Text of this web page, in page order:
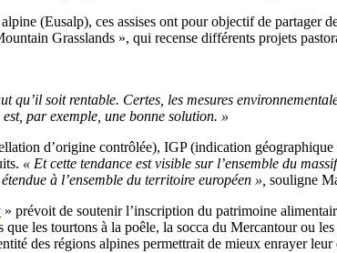
(Eusalp), ces assises ont pour objectif de partager
Grasslands », qui recense différents projets
soit rentable. Certes, les mesures
par exemple, une bonne solution. »
d’origine contrôlée), IGP (indication
« Et cette tendance est visible sur l’ensemble du
à l’ensemble du territoire européen », souligne
» prévoit de soutenir l’inscription du patrimoine
les tourtons à la poêle, la socca du Mercantour ou
des régions alpines permettrait de mieux enrayer leur